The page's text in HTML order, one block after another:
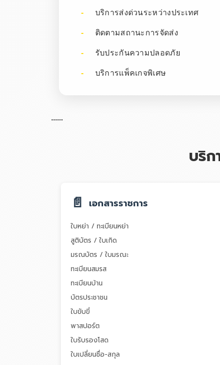
บริการส่งด่วนระหว่างประเทศ
ติดตามสถานะการจัดส่ง
รับประกันความปลอดภัย
บริการแพ็คเกจพิเศษ
......
บริก
📄 เอกสารราชการ
ใบหย่า / ทะเบียนหย่า
สูติบัตร / ใบเกิด
มรณบัตร / ใบมรณะ
ทะเบียนสมรส
ทะเบียนบ้าน
บัตรประชาชน
ใบขับขี่
พาสปอร์ต
ใบรับรองโสด
ใบเปลี่ยนชื่อ-สกุล